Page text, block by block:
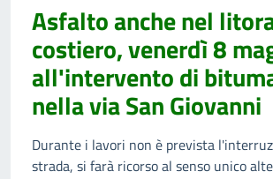
Asfalto anche nel
costiero, venerdì 8
all'intervento di
nella via San Giovanni
Durante i lavori non è prevista
strada, si farà ricorso al senso unico